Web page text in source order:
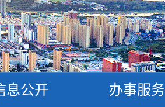
息公开 办事服务